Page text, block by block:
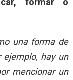
una forma de
ejemplo, hay un
mencionar un